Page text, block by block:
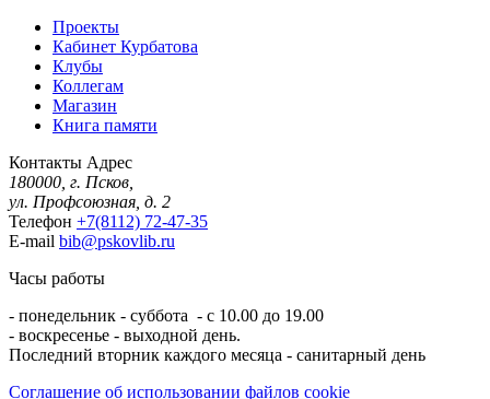
Проекты
Кабинет Курбатова
Клубы
Коллегам
Магазин
Книга памяти
Контакты Адрес
180000, г. Псков,
ул. Профсоюзная, д. 2
Телефон +7(8112) 72-47-35
E-mail bib@pskovlib.ru
Часы работы
- понедельник - суббота - с 10.00 до 19.00
- воскресенье - выходной день.
Последний вторник каждого месяца - санитарный день
Соглашение об использовании файлов cookie